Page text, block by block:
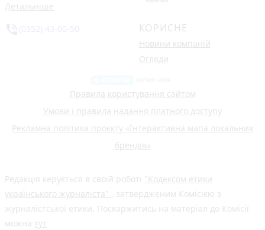
Детальніше
КОРИСНЕ
Новини компаній
Огляди
Правила користування сайтом
Умови і правила надання платного доступу
Рекламна політика проєкту «Інтерактивна мапа локальних
брендів»
Редакція керується в своїй роботі "Кодексом етики
українського журналіста" , затвердженим Комісією з
журналістської етики. Поскаржитись на матеріал до Комісії
можна тут